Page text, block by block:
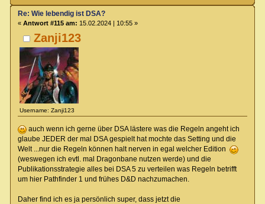
Zanji123
Username: Zanji123
Re: Wie lebendig ist DSA?
« Antwort #115 am: 15.02.2024 | 10:55 »
auch wenn ich gerne über DSA lästere was die Regeln angeht ich
glaube JEDER der mal DSA gespielt hat mochte das Setting und die
Welt ...nur die Regeln können halt nerven in egal welcher Edition
(weswegen ich evtl. mal Dragonbane nutzen werde) und die
Publikationsstrategie alles bei DSA 5 zu verteilen was Regeln betrifft
um hier Pathfinder 1 und frühes D&D nachzumachen.
Daher find ich es ja persönlich super, dass jetzt die